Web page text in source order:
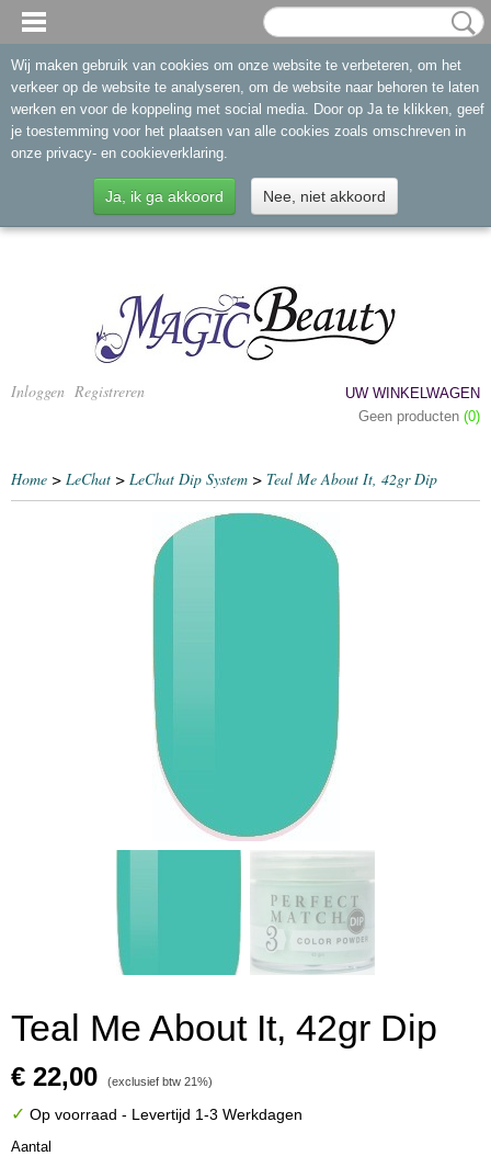
Inloggen Registreren
UW WINKELWAGEN
Geen producten (0)
Home > LeChat > LeChat Dip System > Teal Me About It, 42gr Dip
Teal Me About It, 42gr Dip
€ 22,00 (exclusief btw 21%)
✓ Op voorraad - Levertijd 1-3 Werkdagen
Aantal
Wij maken gebruik van cookies om onze website te verbeteren, om het
verkeer op de website te analyseren, om de website naar behoren te laten
werken en voor de koppeling met social media. Door op Ja te klikken, geef
je toestemming voor het plaatsen van alle cookies zoals omschreven in
onze privacy- en cookieverklaring.
Ja, ik ga akkoord Nee, niet akkoord